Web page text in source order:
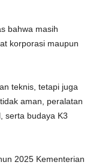
bahwa masih
korporasi maupun
teknis, tetapi juga
aman, peralatan
serta budaya K3
2025 Kementerian